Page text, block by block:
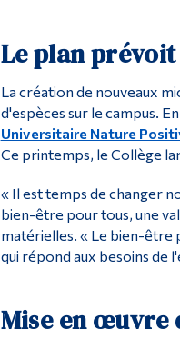
Le plan
La création de nouveaux
d'espèces sur le campus.
Universitaire Nature
Ce printemps, le Collège
« Il est temps de changer
bien-être pour tous, une
matérielles. « Le bien-être
qui répond aux besoins de
Mise en œuvre